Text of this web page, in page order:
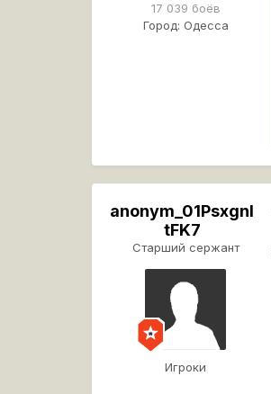
17 039 боёв
Город: Одесса
anonym_01Psxgnl
tFK7
Старший сержант
Игроки